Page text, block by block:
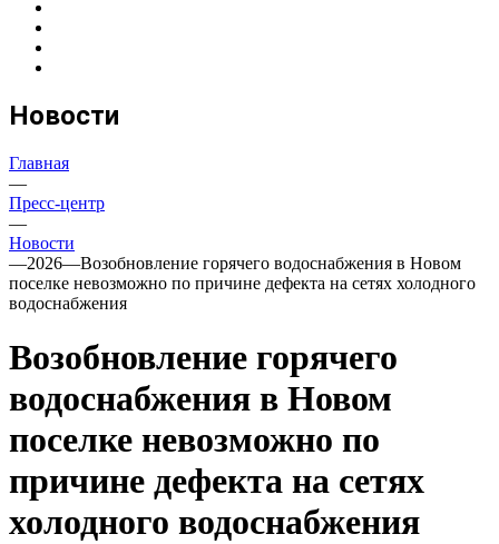
Новости
Главная
—
Пресс-центр
—
Новости
—2026—Возобновление горячего водоснабжения в Новом
поселке невозможно по причине дефекта на сетях холодного
водоснабжения
Возобновление горячего
водоснабжения в Новом
поселке невозможно по
причине дефекта на сетях
холодного водоснабжения